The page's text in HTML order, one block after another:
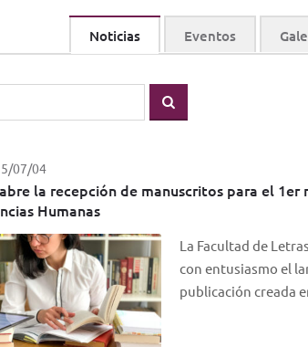
Noticias Eventos
07/04
la recepción de manuscritos para el
Humanas
La Facultad de
con entusiasmo el
publicación creada